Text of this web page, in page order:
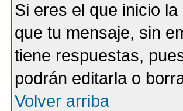
Si eres el que inicio
que tu mensaje, sin
tiene respuestas,
podrán editarla o
Volver arriba